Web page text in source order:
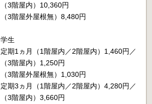
（3階屋内）10,360円
（3階屋外屋根無）8,480円
学生
定期1ヵ月（1階屋内／2階屋内）1,460円／
（3階屋内）1,250円
（3階屋外屋根無）1,030円
定期3ヵ月（1階屋内／2階屋内）4,280円／
（3階屋内）3,660円